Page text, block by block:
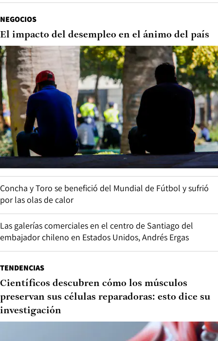
NEGOCIOS
El impacto del desempleo en el ánimo del país
Concha y Toro se benefició del Mundial de Fútbol y sufrió
por las olas de calor
Las galerías comerciales en el centro de Santiago del
embajador chileno en Estados Unidos, Andrés Ergas
TENDENCIAS
Científicos descubren cómo los músculos
preservan sus células reparadoras: esto dice su
investigación